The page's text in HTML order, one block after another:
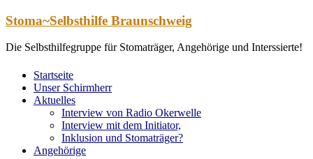
Zum
springen
Stoma~Selbsthilfe Braunschweig
Die Selbsthilfegruppe für Stomaträger, Angehörige und Interssierte!
Startseite
Unser Schirmherr
Aktuelles
Interview von Radio Okerwelle
Interview mit dem Initiator,
Inklusion und Stomaträger?
Angehörige